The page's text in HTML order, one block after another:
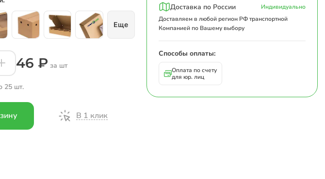
Еще
46 ₽ за шт
25 шт.
В 1 клик
Доставка по России
Индивидуально
Доставляем в любой регион РФ транспортной
Компанией по Вашему выбору
Способы оплаты:
Оплата по счету
для юр. лиц